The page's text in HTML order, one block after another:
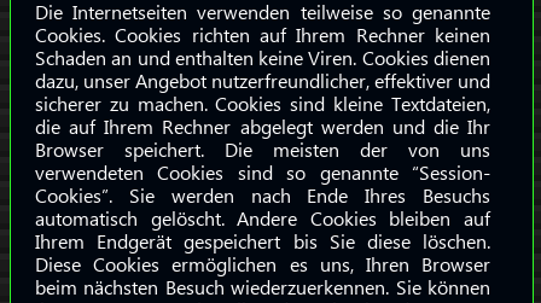
Die Internetseiten verwenden teilweise so genannte
Cookies. Cookies richten auf Ihrem Rechner keinen
Schaden an und enthalten keine Viren. Cookies dienen
dazu, unser Angebot nutzerfreundlicher, effektiver und
sicherer zu machen. Cookies sind kleine Textdateien,
die auf Ihrem Rechner abgelegt werden und die Ihr
Browser speichert. Die meisten der von uns
verwendeten Cookies sind so genannte “Session-
Cookies”. Sie werden nach Ende Ihres Besuchs
automatisch gelöscht. Andere Cookies bleiben auf
Ihrem Endgerät gespeichert bis Sie diese löschen.
Diese Cookies ermöglichen es uns, Ihren Browser
beim nächsten Besuch wiederzuerkennen. Sie können